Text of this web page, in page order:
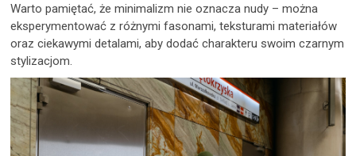
Warto pamiętać, że minimalizm nie oznacza nudy – można
eksperymentować z różnymi fasonami, teksturami materiałów
oraz ciekawymi detalami, aby dodać charakteru swoim czarnym
stylizacjom.